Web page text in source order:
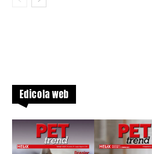
Edicola web